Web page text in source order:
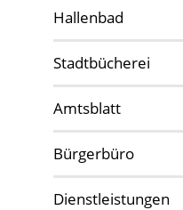
Hallenbad
Stadtbücherei
Amtsblatt
Bürgerbüro
Dienstleistungen